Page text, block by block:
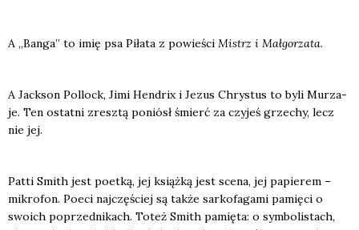
A „Ban­ga” to imię psa Piła­ta z powie­ści Mistrz i Mał­go­rza­ta.
A Jack­son Pol­lock, Jimi Hen­drix i Jezus Chry­stus to byli Murza­
je. Ten ostat­ni zresz­tą poniósł śmierć za czy­jeś grze­chy, lecz
nie jej.
Pat­ti Smith jest poet­ką, jej książ­ką jest sce­na, jej papie­rem –
mikro­fon. Poeci naj­czę­ściej są tak­że sar­ko­fa­ga­mi pamię­ci o
swo­ich poprzed­ni­kach. Toteż Smith pamię­ta: o sym­bo­li­stach,